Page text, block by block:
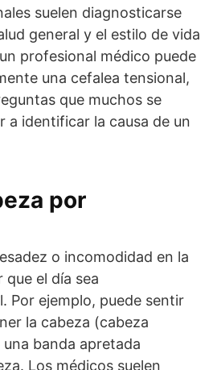
suelen diagnosticarse
general y el estilo de vida
profesional médico puede
una cefalea tensional,
que muchos se
a identificar la causa de un
por
o incomodidad en la
que el día sea
Por ejemplo, puede sentir
la cabeza (cabeza
banda apretada
Los médicos suelen